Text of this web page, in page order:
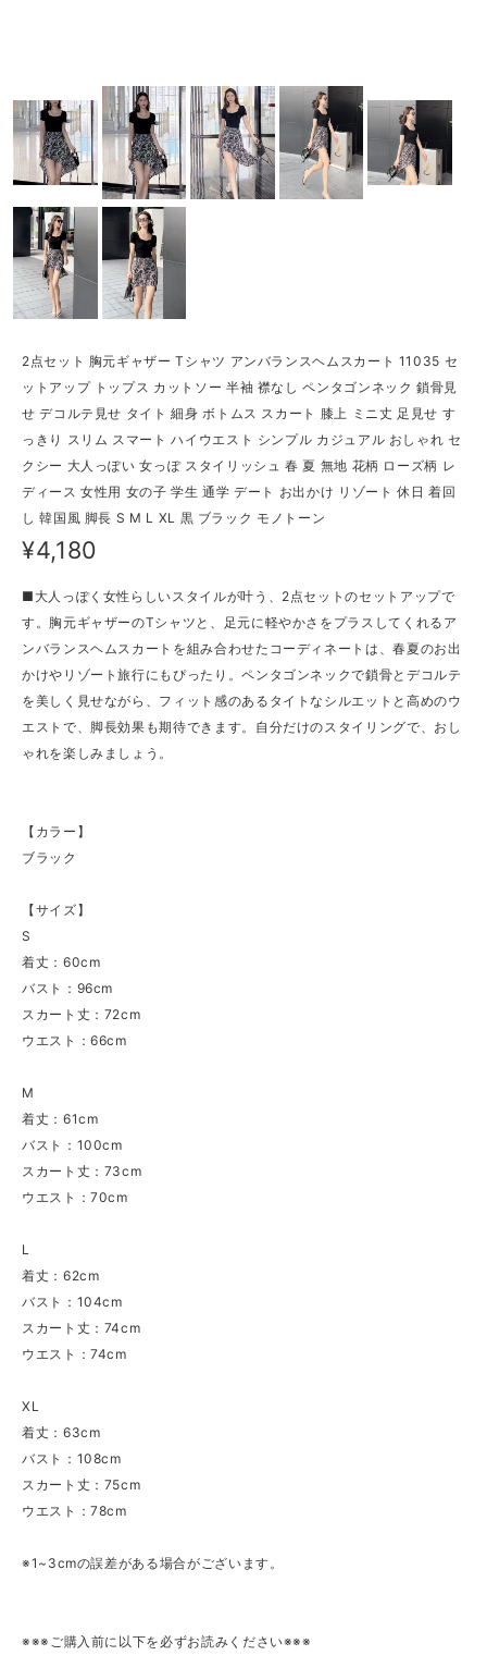
2点セット 胸元ギャザー Tシャツ アンバランスヘムスカート 11035 セ
ットアップ トップス カットソー 半袖 襟なし ペンタゴンネック 鎖骨見
せ デコルテ見せ タイト 細身 ボトムス スカート 膝上 ミニ丈 足見せ す
っきり スリム スマート ハイウエスト シンプル カジュアル おしゃれ セ
クシー 大人っぽい 女っぽ スタイリッシュ 春 夏 無地 花柄 ローズ柄 レ
ディース 女性用 女の子 学生 通学 デート お出かけ リゾート 休日 着回
し 韓国風 脚長 S M L XL 黒 ブラック モノトーン
¥4,180
■大人っぽく女性らしいスタイルが叶う、2点セットのセットアップで
す。胸元ギャザーのTシャツと、足元に軽やかさをプラスしてくれるア
ンバランスヘムスカートを組み合わせたコーディネートは、春夏のお出
かけやリゾート旅行にもぴったり。ペンタゴンネックで鎖骨とデコルテ
を美しく見せながら、フィット感のあるタイトなシルエットと高めのウ
エストで、脚長効果も期待できます。自分だけのスタイリングで、おし
ゃれを楽しみましょう。
【カラー】
ブラック
【サイズ】
S
着丈：60cm
バスト：96cm
スカート丈：72cm
ウエスト：66cm
M
着丈：61cm
バスト：100cm
スカート丈：73cm
ウエスト：70cm
L
着丈：62cm
バスト：104cm
スカート丈：74cm
ウエスト：74cm
XL
着丈：63cm
バスト：108cm
スカート丈：75cm
ウエスト：78cm
※1~3cmの誤差がある場合がございます。
※※※ご購入前に以下を必ずお読みください※※※